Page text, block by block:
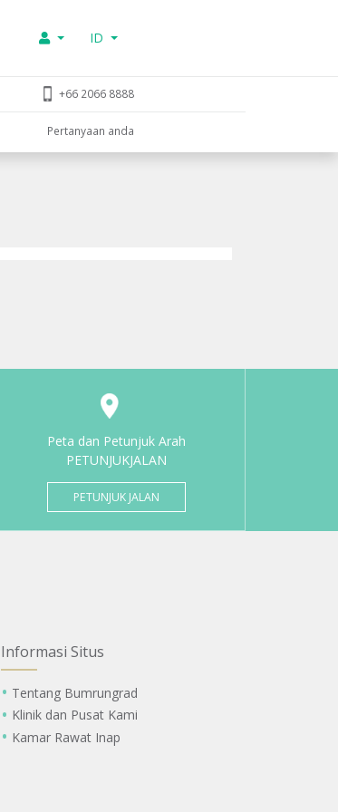
ID
+66 2066 8888
Pertanyaan anda
Peta dan Petunjuk Arah
PETUNJUKJALAN
PETUNJUK JALAN
Informasi Situs
Tentang Bumrungrad
Klinik dan Pusat Kami
Kamar Rawat Inap